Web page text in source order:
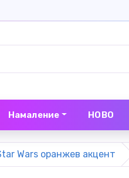
Намаление НОВО
Wars оранжев акцент